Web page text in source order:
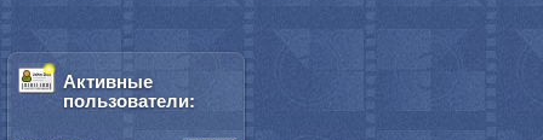
Активные
пользователи: